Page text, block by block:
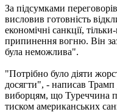
За підсумками
висловив готовність
економічні санкції,
припинення вогню. Він
була неможлива".
"Потрібно було діяти
досягти", - написав Трамп
виборцям, що Туреччина
тиском американських